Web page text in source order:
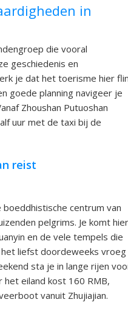
in
die vooral
geschiedenis en
je dat het toerisme hier
goede planning navigeer je
Zhoushan Putuoshan
uur met de taxi bij de
reist
centrum van
pelgrims. Je komt hier
en de vele tempels die
liefst doordeweeks vroeg
sta je in lange rijen
eiland kost 160 RMB,
vanuit Zhujiajian.